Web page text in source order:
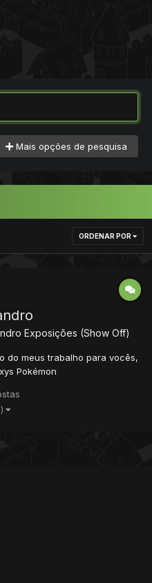
Mais opções de pesquisa
ORDENAR POR
Exposições (Show Off)
do meus trabalho para vocês,
Pokémon